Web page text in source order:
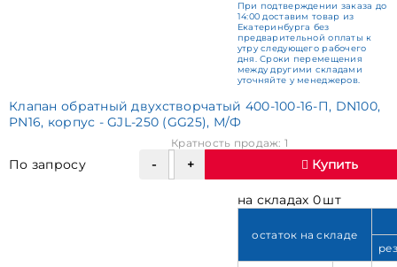
При подтверждении заказа до
14:00 доставим товар из
Екатеринбурга без
предварительной оплаты к
утру следующего рабочего
дня. Сроки перемещения
между другими складами
уточняйте у менеджеров.
Клапан обратный двухстворчатый 400-100-16-П, DN100,
PN16, корпус - GJL-250 (GG25), М/Ф
По запросу
Кратность продаж: 1
Купить
на складах 0 шт
остаток на складе